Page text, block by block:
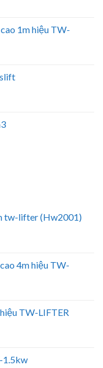
1m hiệu TW-
tw-lifter (Hw2001)
4m hiệu TW-
TW-LIFTER
1.5kw